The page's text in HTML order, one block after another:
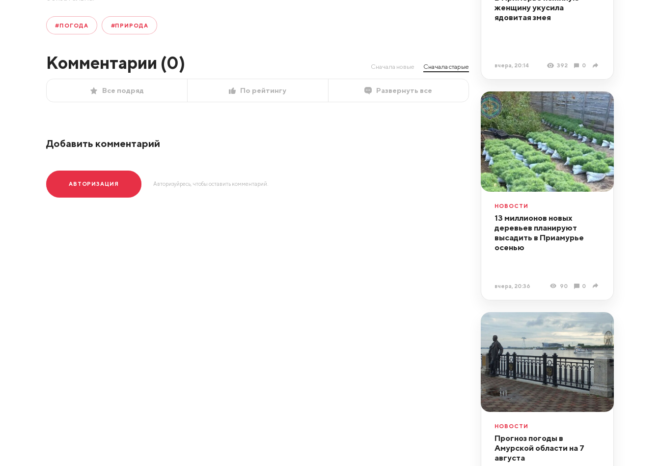
#ПОГОДА #ПРИРОДА
Комментарии (0) Сначала новые Сначала старые
Все подряд По рейтингу Развернуть все
Добавить комментарий
АВТОРИЗАЦИЯ Авторизуйресь, чтобы оставить комментарий.
женщину укусила
ядовитая змея
вчера, 20:14 392 0
НОВОСТИ
13 миллионов новых
деревьев планируют
высадить в Приамурье
осенью
вчера, 20:36 90 0
НОВОСТИ
Прогноз погоды в
Амурской области на 7
августа